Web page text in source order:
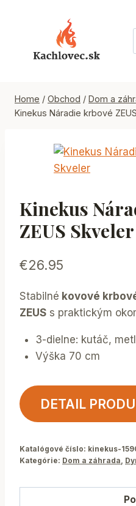
Home / Obchod / Dom a
Kinekus Náradie krbové
Kinekus
ZEUS Skveler
€26.95
Stabilné kovové
ZEUS s praktickým
3-dielne: kutáč,
Výška 70 cm
DETAIL
Katalógové číslo: kinekus-
Kategórie: Dom a záhrada,